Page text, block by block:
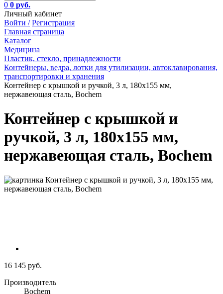
0 0 руб.
Личный кабинет
Войти / Регистрация
Главная страница
Каталог
Медицина
Пластик, стекло, принадлежности
Контейнеры, ведра, лотки для утилизации, автоклавирования,
транспортировки и хранения
Контейнер с крышкой и ручкой, 3 л, 180х155 мм,
нержавеющая сталь, Bochem
Контейнер с крышкой и
ручкой, 3 л, 180х155 мм,
нержавеющая сталь, Bochem
16 145 руб.
Производитель
Bochem